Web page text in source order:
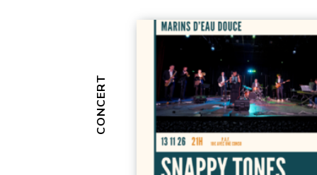
CONCERT